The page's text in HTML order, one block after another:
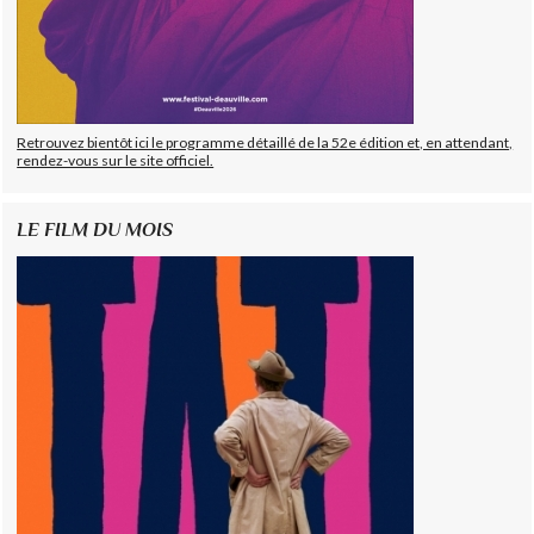
Retrouvez bientôt ici le programme détaillé de la 52e édition et, en attendant,
rendez-vous sur le site officiel.
LE FILM DU MOIS